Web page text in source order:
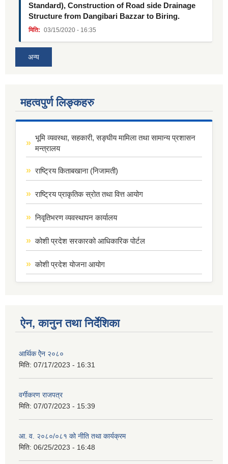
Standard), Construction of Road side Drainage
Structure from Dangibari Bazzar to Biring.
मिति: 03/15/2020 - 16:35
अन्य
महत्वपुर्ण लिङ्कहरु
भूमि व्यवस्था, सहकारी, सङ्घीय मामिला तथा सामान्य प्रशासन
मन्त्रालय
राष्ट्रिय किताबखाना (निजामती)
राष्ट्रिय प्राकृतिक स्रोत तथा वित्त आयोग
निवृतिभरण व्यवस्थापन कार्यालय
कोशी प्रदेश सरकारको आधिकारिक पोर्टल
कोशी प्रदेश योजना आयोग
ऐन, कानुन तथा निर्देशिका
आर्थिक ऐेन २०८०
मिति: 07/17/2023 - 16:31
वर्गीकरण राजपत्र
मिति: 07/07/2023 - 15:39
आ. व. २०८०/०८१ को नीति तथा कार्यक्रम
मिति: 06/25/2023 - 16:48